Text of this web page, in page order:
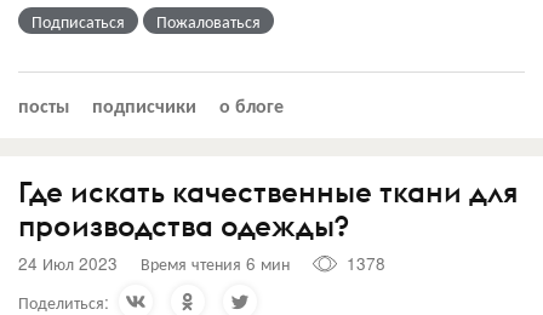
Подписаться Пожаловаться
посты подписчики о блоге
Где искать качественные ткани для
производства одежды?
24 Июл 2023 Время чтения 6 мин
1378
Поделиться: